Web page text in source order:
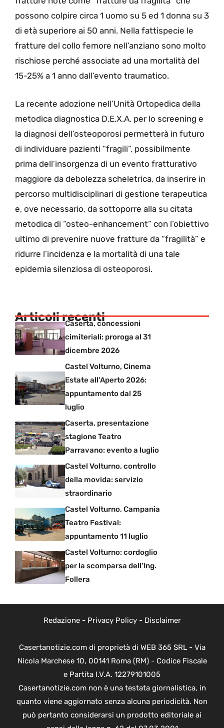
possono colpire circa 1 uomo su 5 ed 1 donna su 3
di età superiore ai 50 anni. Nella fattispecie le
fratture del collo femore nell’anziano sono molto
rischiose perché associate ad una mortalità del
15-25% a 1 anno dall’evento traumatico.
La recente adozione nell’Unità Ortopedica della
metodica diagnostica D.E.X.A. per lo screening e
la diagnosi dell’osteoporosi permetterà in futuro
di individuare pazienti “fragili”, possibilmente
prima dell’insorgenza di un evento fratturativo
maggiore da debolezza scheletrica, da inserire in
percorso multidisciplinari di gestione terapeutica
e, ove necessario, da sottoporre alla su citata
metodica di “osteo-enhancement” con l’obiettivo
ultimo di prevenire nuove fratture da “fragilità” e
ridurre l’incidenza e la mortalità di una tale
epidemia silenziosa di osteoporosi.
Articoli recenti
Caserta, concessioni
cimiteriali: proroga al 31
dicembre 2026
Castel Volturno, Cinema
Estate all’Aperto 2026:
appuntamento dal 25
luglio
Caserta, presentazione
stagione Teatro
Parravano: evento a luglio
Castel Volturno, controllo
della movida: servizio
straordinario
Castel Volturno, Campania
Teatro Festival:
appuntamento 11 luglio
Castel Volturno: cordoglio
per la scomparsa dell’Ing.
Follera
Redazione- Privacy Policy- Disclaimer
Casertanotizie.com di proprietà di WEB 365 SRL - Via
Nicola Marchese 10, 00141 Roma (RM) - Codice Fiscale
e Partita I.V.A. 12279101005
Casertanotizie.com non è una testata giornalistica, in
quanto viene aggiornato senza alcuna periodicità. Non
può pertanto considerarsi un prodotto editoriale ai